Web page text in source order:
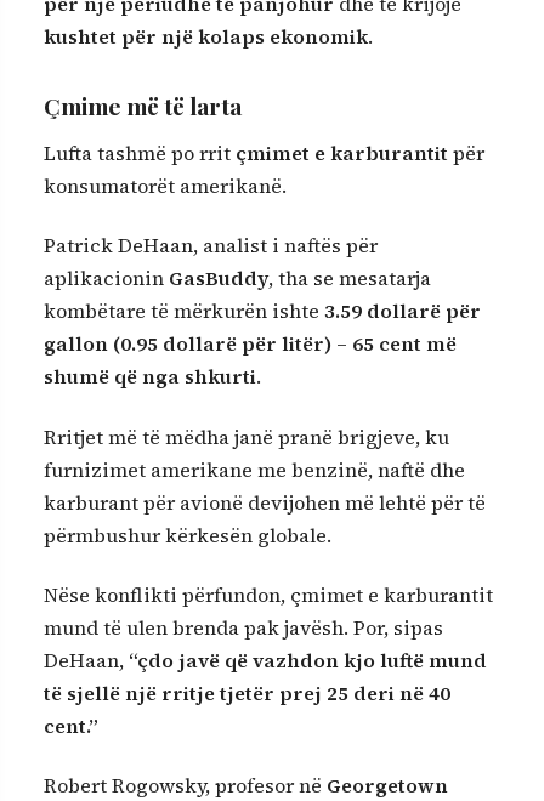
kushtet për një kolaps ekonomik.
Çmime më të larta
Lufta tashmë po rrit çmimet e karburantit për
konsumatorët amerikanë.
Patrick DeHaan, analist i naftës për
aplikacionin GasBuddy, tha se mesatarja
kombëtare të mërkurën ishte 3.59 dollarë për
gallon (0.95 dollarë për litër) – 65 cent më
shumë që nga shkurti.
Rritjet më të mëdha janë pranë brigjeve, ku
furnizimet amerikane me benzinë, naftë dhe
karburant për avionë devijohen më lehtë për të
përmbushur kërkesën globale.
Nëse konflikti përfundon, çmimet e karburantit
mund të ulen brenda pak javësh. Por, sipas
DeHaan, “çdo javë që vazhdon kjo luftë mund
të sjellë një rritje tjetër prej 25 deri në 40
cent.”
Robert Rogowsky, profesor në Georgetown